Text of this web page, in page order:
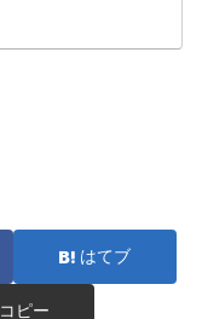
はてブ
コピー